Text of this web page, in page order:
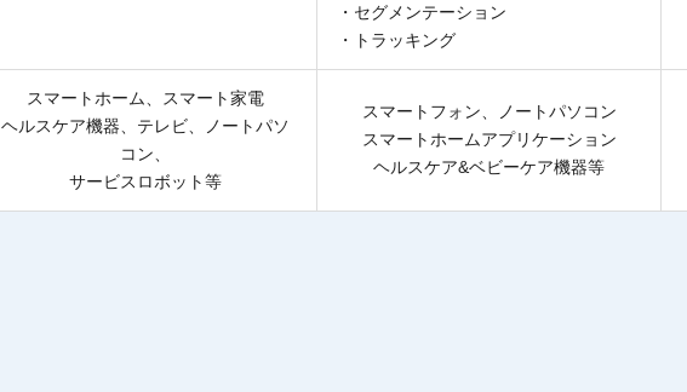
・セグメンテーション
・トラッキング
スマートホーム、スマート家電
ヘルスケア機器、テレビ、ノートパソ
コン、
サービスロボット等
スマートフォン、ノートパソコン
スマートホームアプリケーション
ヘルスケア&ベビーケア機器等